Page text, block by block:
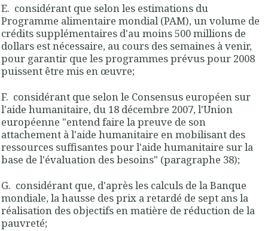
E. considérant que selon les estimations du
Programme alimentaire mondial (PAM), un volume de
crédits supplémentaires d'au moins 500 millions de
dollars est nécessaire, au cours des semaines à venir,
pour garantir que les programmes prévus pour 2008
puissent être mis en œuvre;
F. considérant que selon le Consensus européen sur
l'aide humanitaire, du 18 décembre 2007, l'Union
européenne "entend faire la preuve de son
attachement à l'aide humanitaire en mobilisant des
ressources suffisantes pour l'aide humanitaire sur la
base de l'évaluation des besoins" (paragraphe 38);
G. considérant que, d'après les calculs de la Banque
mondiale, la hausse des prix a retardé de sept ans la
réalisation des objectifs en matière de réduction de la
pauvreté;